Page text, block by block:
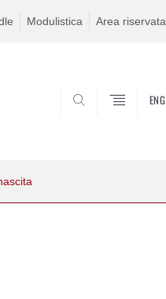
Modulistica Area riservata
ENG